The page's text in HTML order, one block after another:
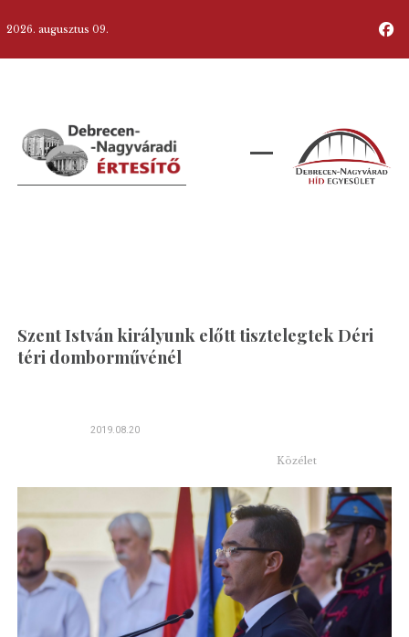
2026. augusztus 09.
Szent István királyunk előtt tisztelegtek Déri
téri domborművénél
2019.08.20
Közélet